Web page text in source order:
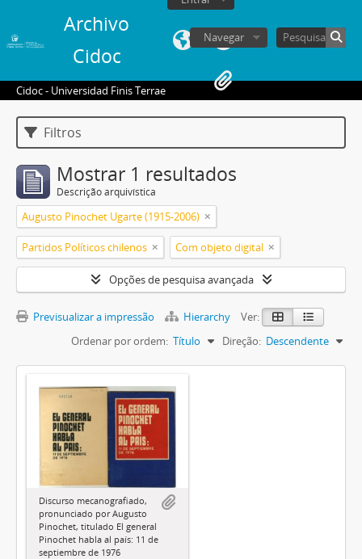
Archivo
Cidoc
Navegar
Cidoc - Universidad Finis Terrae
Filtros
Mostrar 1 resultados
Descrição arquivística
Augusto Pinochet Ugarte (1915-2006)
Partidos Políticos chilenos Com objeto digital
Opções de pesquisa avançada
Previsualizar a impressão Hierarchy
Ver:
Ordenar por ordem: Título Direção: Descendente
Discurso mecanografiado,
pronunciado por Augusto
Pinochet, titulado El general
Pinochet habla al país: 11 de
septiembre de 1976